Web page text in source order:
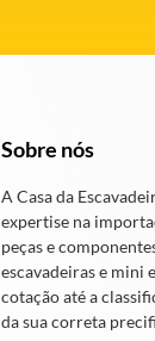
Sobre nós
A Casa da
expertise na
peças e
escavadeiras e mini
cotação até a
da sua correta